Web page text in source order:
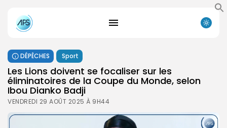
DÉPÊCHES Sport
Les Lions doivent se focaliser sur les
éliminatoires de la Coupe du Monde, selon
Ibou Dianko Badji
VENDREDI 29 AOÛT 2025 À 9H44